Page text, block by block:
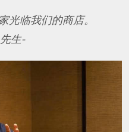
光临我们的商店。
生-